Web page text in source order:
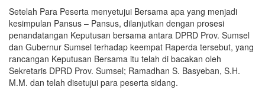
Setelah Para Peserta menyetujui Bersama apa yang menjadi
kesimpulan Pansus – Pansus, dilanjutkan dengan prosesi
penandatangan Keputusan bersama antara DPRD Prov. Sumsel
dan Gubernur Sumsel terhadap keempat Raperda tersebut, yang
rancangan Keputusan Bersama itu telah di bacakan oleh
Sekretaris DPRD Prov. Sumsel; Ramadhan S. Basyeban, S.H.
M.M. dan telah disetujui para peserta sidang.